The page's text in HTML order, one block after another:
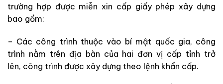
trường hợp được miễn xin cấp giấy phép xây dựng
bao gồm:
– Các công trình thuộc vào bí mật quốc gia, công
trình nằm trên địa bàn của hai đơn vị cấp tỉnh trở
lên, công trình được xây dựng theo lệnh khẩn cấp.